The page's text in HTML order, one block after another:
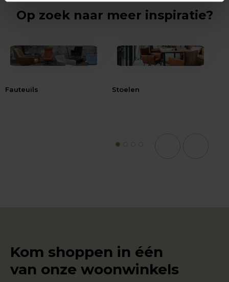
Op zoek naar meer inspiratie?
Fauteuils Stoelen
1 2 3 4
Kom shoppen in één
van onze woonwinkels